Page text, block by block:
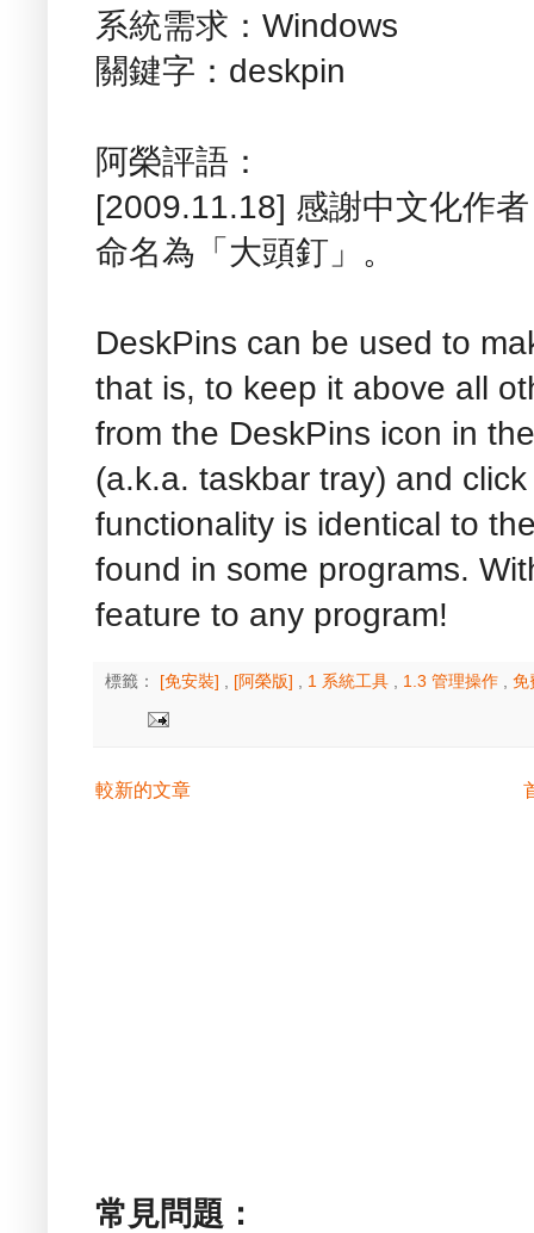
系統需求：Windows
關鍵字：deskpin
阿榮評語：
[2009.11.18] 感謝中文化作
命名為「大頭釘」。
DeskPins can be used to
that is, to keep it above all
from the DeskPins icon in
(a.k.a. taskbar tray) and
functionality is identical to
found in some programs.
feature to any program!
標籤： [免安裝] [阿榮版] 1 系統工具 1.3 管理操作 免
較新的文章
常見問題：